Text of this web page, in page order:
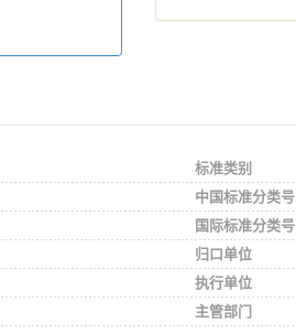
标准类别
中国标准分类号
国际标准分类号
归口单位
执行单位
主管部门